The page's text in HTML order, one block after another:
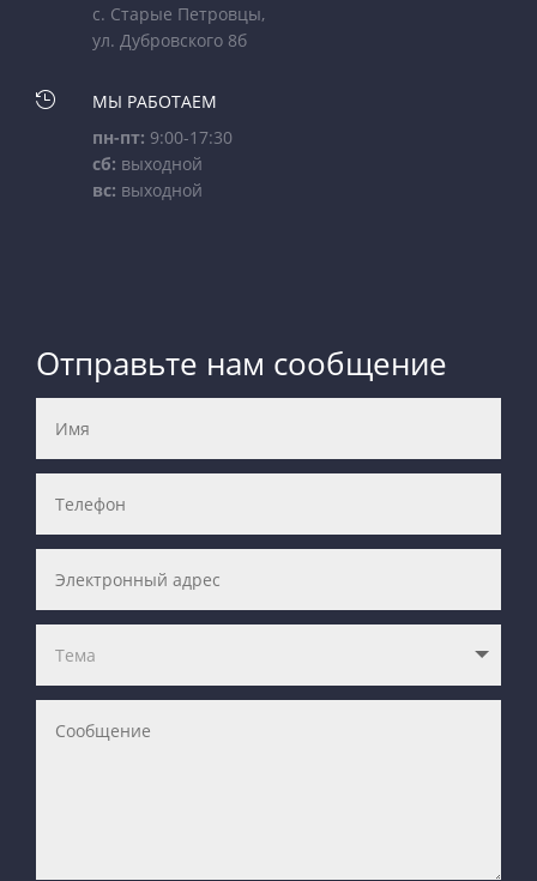
с. Старые Петровцы,
ул. Дубровского 8б

МЫ РАБОТАЕМ
пн-пт: 9:00-17:30
сб: выходной
вс: выходной
Отправьте нам сообщение